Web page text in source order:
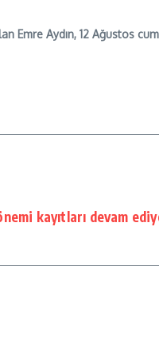
Emre Aydın, 12 Ağustos
kayıtları devam